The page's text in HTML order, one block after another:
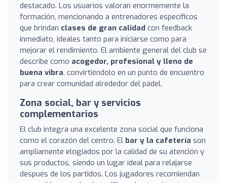
destacado. Los usuarios valoran enormemente la
formación, mencionando a entrenadores específicos
que brindan clases de gran calidad con feedback
inmediato, ideales tanto para iniciarse como para
mejorar el rendimiento. El ambiente general del club se
describe como acogedor, profesional y lleno de
buena vibra, convirtiéndolo en un punto de encuentro
para crear comunidad alrededor del pádel.
Zona social, bar y servicios
complementarios
El club integra una excelente zona social que funciona
como el corazón del centro. El bar y la cafetería son
ampliamente elogiados por la calidad de su atención y
sus productos, siendo un lugar ideal para relajarse
después de los partidos. Los jugadores recomiendan